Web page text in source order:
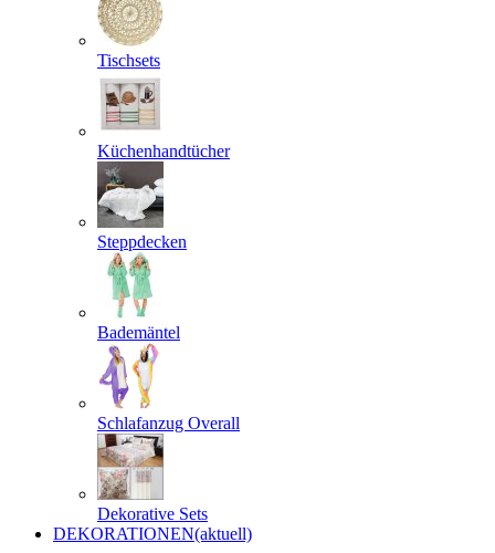
Tischsets
Küchenhandtücher
Steppdecken
Bademäntel
Schlafanzug Overall
Dekorative Sets
DEKORATIONEN(aktuell)